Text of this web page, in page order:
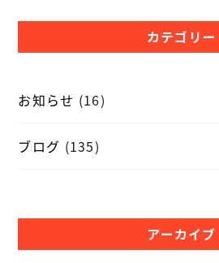
カテゴリー
お知らせ (16)
ブログ (135)
アーカイブ